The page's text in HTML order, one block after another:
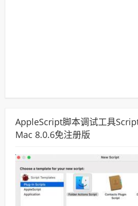
AppleScript脚本调试工具
Mac 8.0.6免注册版